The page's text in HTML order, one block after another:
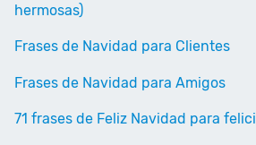
hermosas)
Frases de Navidad para Clientes
Frases de Navidad para Amigos
71 frases de Feliz Navidad para